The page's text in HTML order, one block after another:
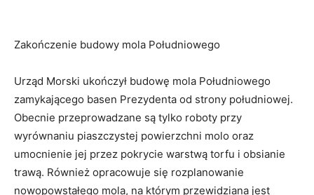
Zakończenie budowy mola Południowego
Urząd Morski ukończył budowę mola Południowego
zamykającego basen Prezydenta od strony południowej.
Obecnie przeprowadzane są tylko roboty przy
wyrównaniu piaszczystej powierzchni molo oraz
umocnienie jej przez pokrycie warstwą torfu i obsianie
trawą. Również opracowuje się rozplanowanie
nowopowstałego mola, na którym przewidziana jest